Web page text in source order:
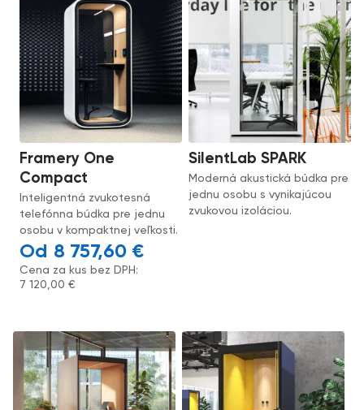
Framery One
Compact
Inteligentná zvukotesná
telefónna búdka pre jednu
osobu v kompaktnej veľkosti.
8 757,60 €
Cena za kus bez DPH:
7 120,00€
SilentLab SPARK
Moderná akustická búdka pre
jednu osobu s vynikajúcou
zvukovou izoláciou.